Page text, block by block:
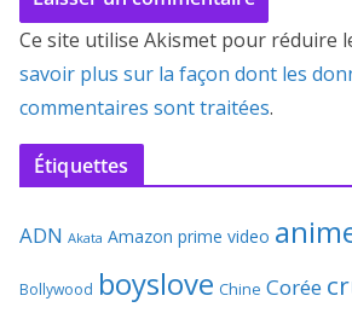
Ce site utilise Akismet pour réduire
savoir plus sur la façon dont les
commentaires sont traitées.
Étiquettes
ADN Akata Amazon prime video
Bollywood boyslove Chine Corée